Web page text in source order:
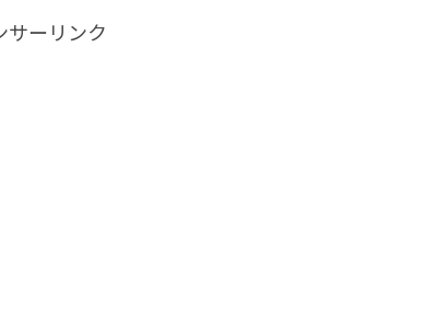
サーリンク